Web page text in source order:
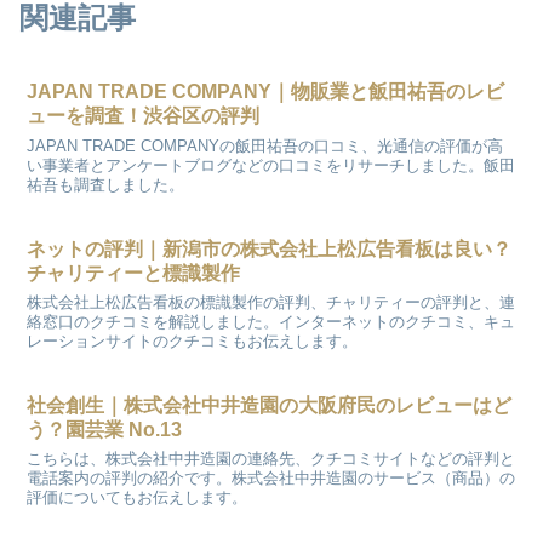
関連記事
JAPAN TRADE COMPANY｜物販業と飯田祐吾のレビ
ューを調査！渋谷区の評判
JAPAN TRADE COMPANYの飯田祐吾の口コミ、光通信の評価が高
い事業者とアンケートブログなどの口コミをリサーチしました。飯田
祐吾も調査しました。
ネットの評判｜新潟市の株式会社上松広告看板は良い？
チャリティーと標識製作
株式会社上松広告看板の標識製作の評判、チャリティーの評判と、連
絡窓口のクチコミを解説しました。インターネットのクチコミ、キュ
レーションサイトのクチコミもお伝えします。
社会創生｜株式会社中井造園の大阪府民のレビューはど
う？園芸業 No.13
こちらは、株式会社中井造園の連絡先、クチコミサイトなどの評判と
電話案内の評判の紹介です。株式会社中井造園のサービス（商品）の
評価についてもお伝えします。